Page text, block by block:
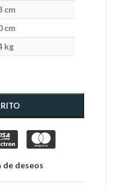
cm
cm
kg
deseos